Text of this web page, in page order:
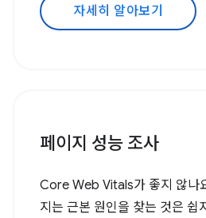
자세히 알아보기
페이지 성능 조사
Core Web Vitals가 좋지 않나
지는 근본 원인을 찾는 것은 쉽